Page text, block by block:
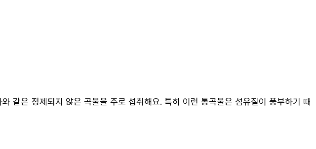
같은 정제되지 않은 곡물을 주로 섭취해요. 특히 이런 통곡물은 섬유질이 풍부하기 때